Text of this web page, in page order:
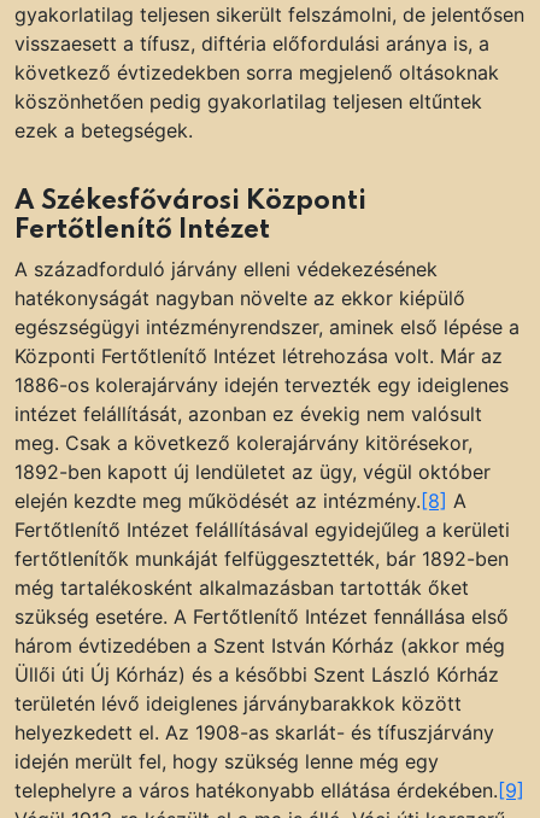
gyakorlatilag teljesen sikerült felszámolni, de jelentősen
visszaesett a tífusz, diftéria előfordulási aránya is, a
következő évtizedekben sorra megjelenő oltásoknak
köszönhetően pedig gyakorlatilag teljesen eltűntek
ezek a betegségek.
A Székesfővárosi Központi
Fertőtlenítő Intézet
A századforduló járvány elleni védekezésének
hatékonyságát nagyban növelte az ekkor kiépülő
egészségügyi intézményrendszer, aminek első lépése a
Központi Fertőtlenítő Intézet létrehozása volt. Már az
1886-os kolerajárvány idején tervezték egy ideiglenes
intézet felállítását, azonban ez évekig nem valósult
meg. Csak a következő kolerajárvány kitörésekor,
1892-ben kapott új lendületet az ügy, végül október
elején kezdte meg működését az intézmény.[8] A
Fertőtlenítő Intézet felállításával egyidejűleg a kerületi
fertőtlenítők munkáját felfüggesztették, bár 1892-ben
még tartalékosként alkalmazásban tartották őket
szükség esetére. A Fertőtlenítő Intézet fennállása első
három évtizedében a Szent István Kórház (akkor még
Üllői úti Új Kórház) és a későbbi Szent László Kórház
területén lévő ideiglenes járványbarakkok között
helyezkedett el. Az 1908-as skarlát- és tífuszjárvány
idején merült fel, hogy szükség lenne még egy
telephelyre a város hatékonyabb ellátása érdekében.[9]